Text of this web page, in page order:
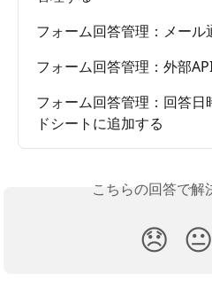
フォーム回答管理：メール
フォーム回答管理：外部
フォーム回答管理：回答日
ドシートに追加する
こちらの回答で解
😞 😐